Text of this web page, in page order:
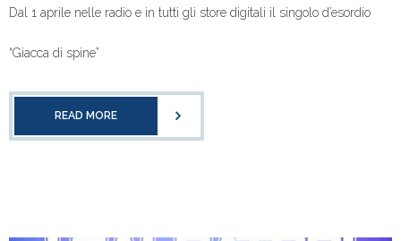
Dal 1 aprile nelle radio e in tutti gli store digitali il singolo d’esordio
“Giacca di spine”
READ MORE